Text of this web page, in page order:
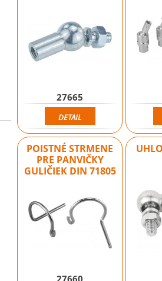
27665
DETAIL
POISTNÉ STRMENE
PRE PANVIČKY
GULIČIEK DIN 71805
27660